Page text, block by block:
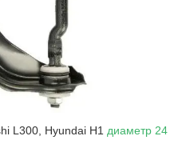
L300, Hyundai H1 диаметр 24